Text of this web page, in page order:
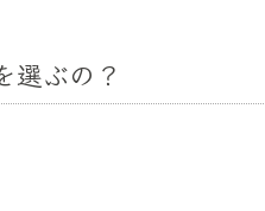
選ぶの？